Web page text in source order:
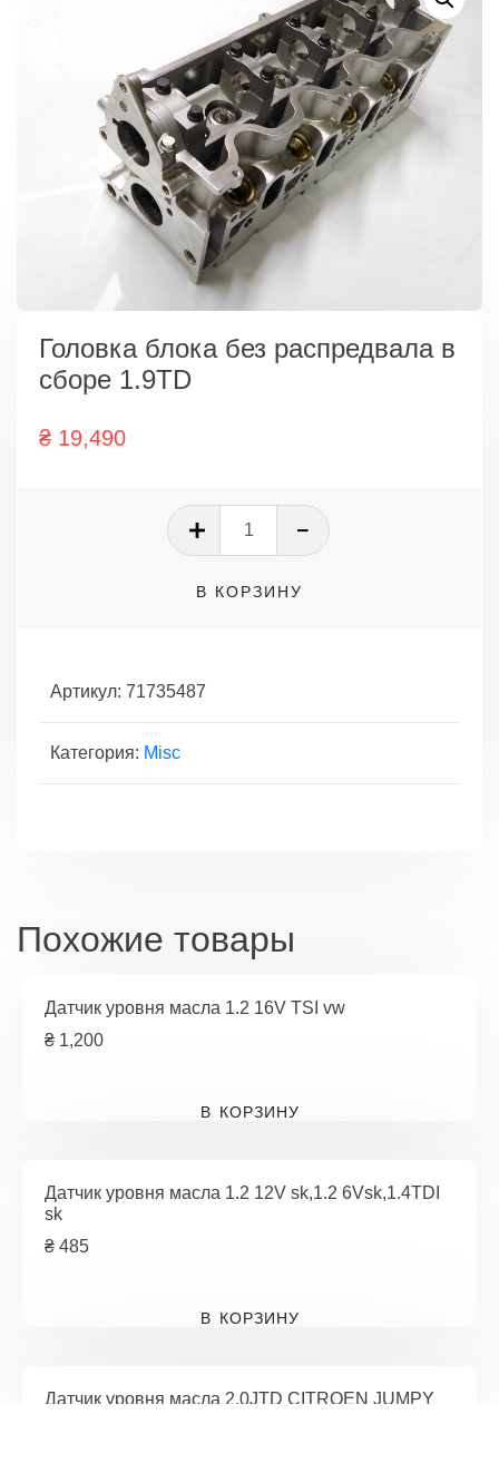
Головка блока без распредвала в
сборе 1.9TD
₴ 19,490
Количество
товара
блока
В КОРЗИНУ
Артикул: 71735487
Категория: Misc
Похожие товары
Датчик уровня масла 1.2 16V TSI vw
₴ 1,200
В КОРЗИНУ
Датчик уровня масла 1.2 12V sk,1.2 6Vsk,1.4TDI
sk
₴ 485
В КОРЗИНУ
Датчик уровня масла 2.0JTD CITROEN JUMPY